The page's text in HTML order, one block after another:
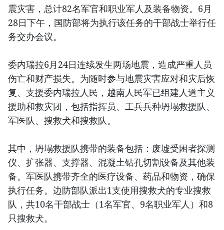
震灾害，总计82名军官和职业军人及装备物资。6月
28日下午，国防部将为执行该任务的干部战士举行任
务交办会议。
委内瑞拉6月24日连续发生两场地震，造成严重人员
伤亡和财产损失。为随时参与地震灾害应对和灾后恢
复、支援委内瑞拉人民，越南人民军已组建人道主义
援助和救灾团，包括指挥员、工兵兵种坍塌救援队、
军医队、搜救犬和搜救队。
其中，坍塌救援队携带的装备包括：废墟受困者探测
仪、扩张器、支撑器、混凝土钻孔切割设备及其他装
备。军医队携带齐全的医疗设备、药品和物资，确保
执行任务。边防部队派出1支使用搜救犬的专业搜救
队，共10名干部战士（1名军官、9名职业军人）和8
只搜救犬。